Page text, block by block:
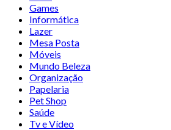
Games
Informática
Lazer
Mesa Posta
Móveis
Mundo Beleza
Organização
Papelaria
Pet Shop
Saúde
Tv e Vídeo